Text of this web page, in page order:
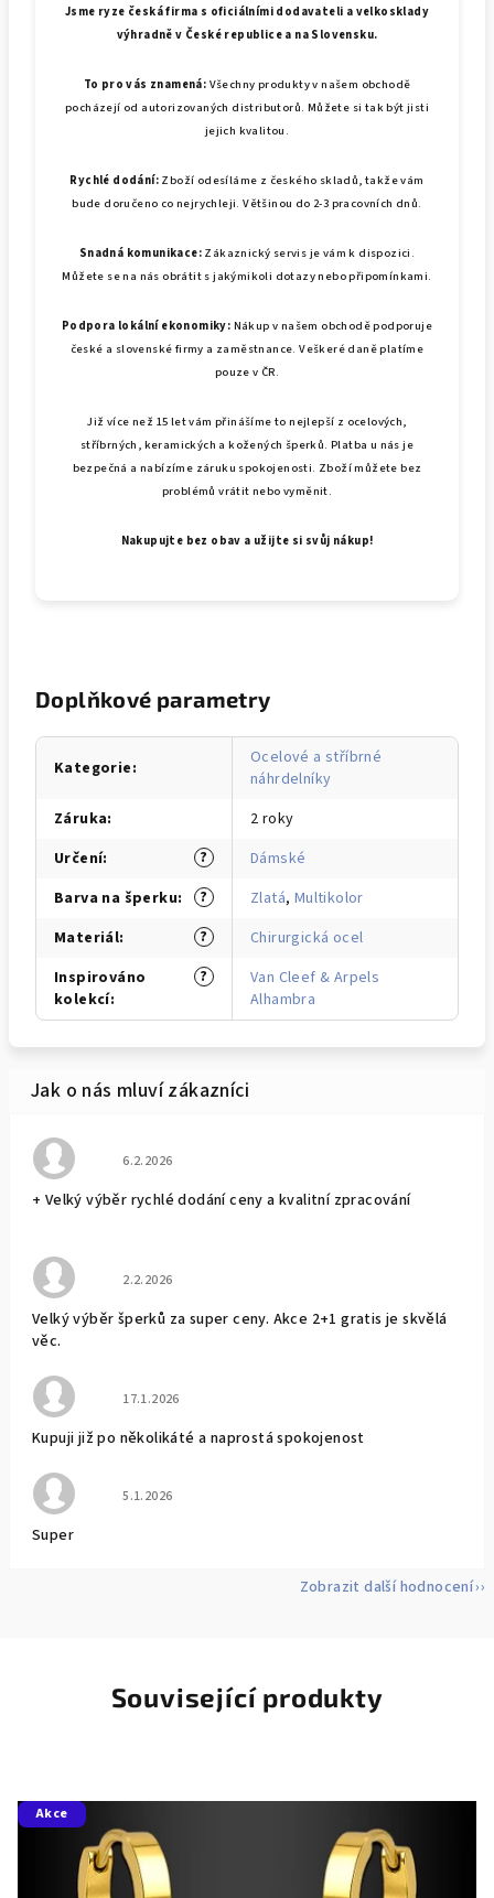
Jsme ryze česká firma s oficiálními dodavateli a velkosklady
výhradně v České republice a na Slovensku.
To pro vás znamená: Všechny produkty v našem obchodě
pocházejí od autorizovaných distributorů. Můžete si tak být jisti
jejich kvalitou.
Rychlé dodání: Zboží odesíláme z českého skladů, takže vám
bude doručeno co nejrychleji. Většinou do 2-3 pracovních dnů.
Snadná komunikace: Zákaznický servis je vám k dispozici.
Můžete se na nás obrátit s jakýmikoli dotazy nebo připomínkami.
Podpora lokální ekonomiky: Nákup v našem obchodě podporuje
české a slovenské firmy a zaměstnance. Veškeré daně platíme
pouze v ČR.
Již více než 15 let vám přinášíme to nejlepší z ocelových,
stříbrných, keramických a kožených šperků. Platba u nás je
bezpečná a nabízíme záruku spokojenosti. Zboží můžete bez
problémů vrátit nebo vyměnit.
Nakupujte bez obav a užijte si svůj nákup!
Doplňkové parametry
Kategorie:
Ocelové a stříbrné
náhrdelníky
Záruka:
2 roky
?
Určení:
Dámské
?
Barva na šperku: Zlatá, Multikolor
?
Materiál:
Chirurgická ocel
?
Inspirováno
kolekcí:
Van Cleef & Arpels
Alhambra
Hodnocení obchodu je 5 z 5 hvězdiček.
6.2.2026
+ Velký výběr rychlé dodání ceny a kvalitní zpracování
Hodnocení obchodu je 5 z 5 hvězdiček.
2.2.2026
Velký výběr šperků za super ceny. Akce 2+1 gratis je skvělá
věc.
Hodnocení obchodu je 5 z 5 hvězdiček.
17.1.2026
Kupuji již po několikáté a naprostá spokojenost
Hodnocení obchodu je 5 z 5 hvězdiček.
5.1.2026
Super
Zobrazit další hodnocení
Související produkty
Akce